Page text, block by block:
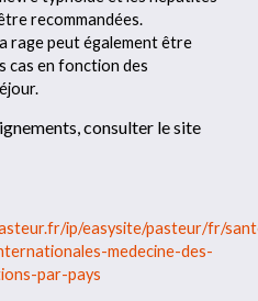
recommandées.
rage peut également être
cas en fonction des
consulter le site
ip/easysite/pasteur/fr/
medecine-des-
par-pays